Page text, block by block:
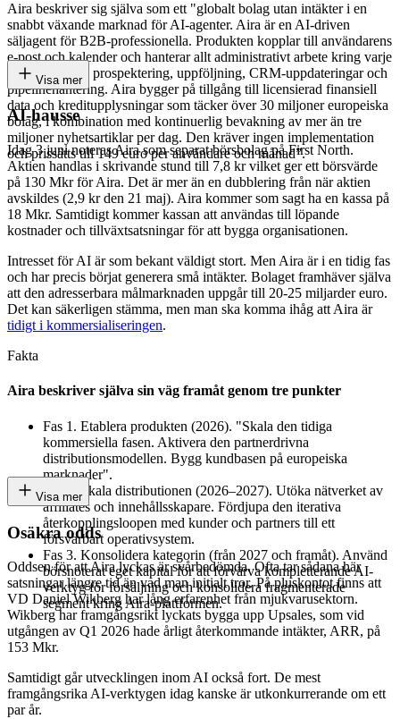
Aira beskriver sig själva som ett "globalt bolag utan intäkter i en
snabbt växande marknad för AI-agenter. Aira är en AI-driven
säljagent för B2B-professionella. Produkten kopplar till användarens
e-post och kalender och hanterar allt administrativt arbete kring varje
säljinteraktion: prospektering, uppföljning, CRM-uppdateringar och
pipelinehantering. Aira bygger på tillgång till licensierad finansiell
data och kreditupplysningar som täcker över 30 miljoner europeiska
bolag, i kombination med kontinuerlig bevakning av mer än tre
miljoner nyhetsartiklar per dag. Den kräver ingen implementation
och prissätts till 149 euro per användare och månad”.
Visa mer
AI-hausse
Idag 3 juni noteras Aira som separat börsbolag på First North.
Aktien handlas i skrivande stund till 7,8 kr vilket ger ett börsvärde
på 130 Mkr för Aira. Det är mer än en dubblering från när aktien
avskildes (2,9 kr den 21 maj). Aira kommer som sagt ha en kassa på
18 Mkr. Samtidigt kommer kassan att användas till löpande
kostnader och tillväxtsatsningar för att bygga organisationen.
Intresset för AI är som bekant väldigt stort. Men Aira är i en tidig fas
och har precis börjat generera små intäkter. Bolaget framhäver själva
att den adresserbara målmarknaden uppgår till 20-25 miljarder euro.
Det kan säkerligen stämma, men man ska komma ihåg att Aira är
tidigt i kommersialiseringen.
Fakta
Aira beskriver själva sin väg framåt genom tre punkter
Fas 1. Etablera produkten (2026). "Skala den tidiga
kommersiella fasen. Aktivera den partnerdrivna
distributionsmodellen. Bygg kundbasen på europeiska
marknader".
Fas 2. Skala distributionen (2026–2027). Utöka nätverket av
affiliates och innehållsskapare. Fördjupa den iterativa
återkopplingsloopen med kunder och partners till ett
försvarbart operativsystem.
Fas 3. Konsolidera kategorin (från 2027 och framåt). Använd
börsnoterat eget kapital för att förvärva kompletterande AI-
verktyg för försäljning och konsolidera fragmenterade
segment kring Aira-plattformen.
Visa mer
Osäkra odds
Oddsen för att Aira lyckas är svårbedömda. Ofta tar sådana här
satsningar längre tid än vad man initialt tror. På pluskontot finns att
VD Daniel Wikberg har lång erfarenhet från mjukvarusektorn.
Wikberg har framgångsrikt lyckats bygga upp Upsales, som vid
utgången av Q1 2026 hade årligt återkommande intäkter, ARR, på
153 Mkr.
Samtidigt går utvecklingen inom AI också fort. De mest
framgångsrika AI-verktygen idag kanske är utkonkurrerande om ett
par år.